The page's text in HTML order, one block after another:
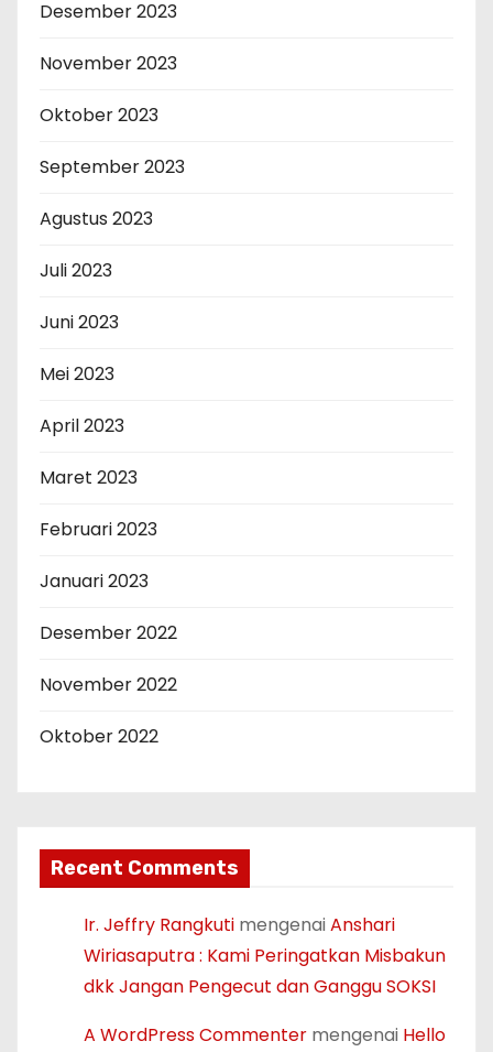
Desember 2023
November 2023
Oktober 2023
September 2023
Agustus 2023
Juli 2023
Juni 2023
Mei 2023
April 2023
Maret 2023
Februari 2023
Januari 2023
Desember 2022
November 2022
Oktober 2022
Recent Comments
Ir. Jeffry Rangkuti mengenaiAnshari
Wiriasaputra : Kami Peringatkan Misbakun
dkk Jangan Pengecut dan Ganggu SOKSI
A WordPress Commenter mengenai Hello